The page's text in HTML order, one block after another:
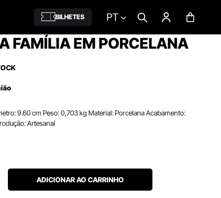
BILHETES PT
FAMÍLIA EM PORCELANA
9.60 cm Peso: 0,703 kg Material: Porcelana Acabamento:
Artesanal
ADICIONAR AO CARRINHO